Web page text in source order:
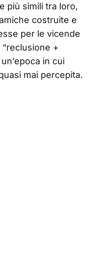
più simili tra loro,
costruite e
per le vicende
+
in cui
mai percepita.